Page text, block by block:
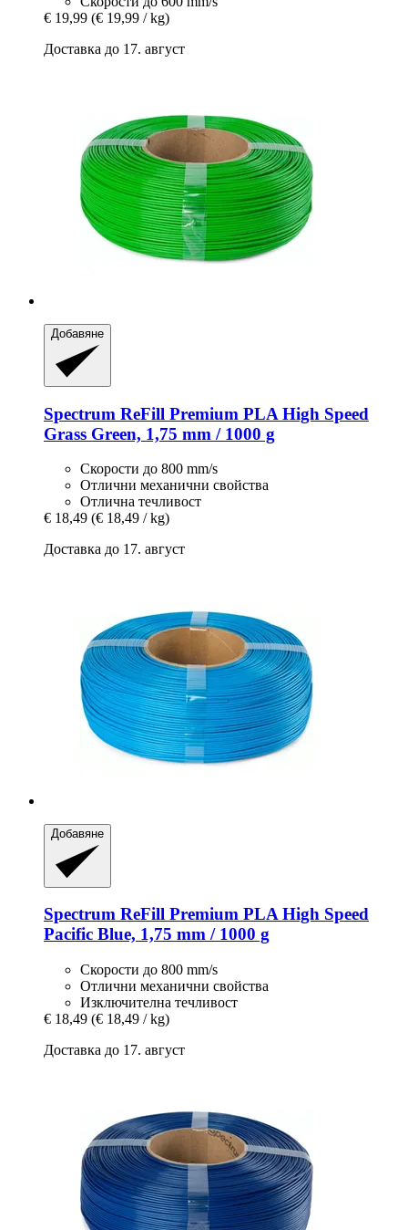
€ 19,99 (€ 19,99 / kg)
Доставка до 17. август
Добавяне
Spectrum ReFill Premium PLA High Speed
Grass Green, 1,75 mm / 1000 g
Скорости до 800 mm/s
Отлични механични свойства
Отлична течливост
€ 18,49 (€ 18,49 / kg)
Доставка до 17. август
Добавяне
Spectrum ReFill Premium PLA High Speed
Pacific Blue, 1,75 mm / 1000 g
Скорости до 800 mm/s
Отлични механични свойства
Изключителна течливост
€ 18,49 (€ 18,49 / kg)
Доставка до 17. август